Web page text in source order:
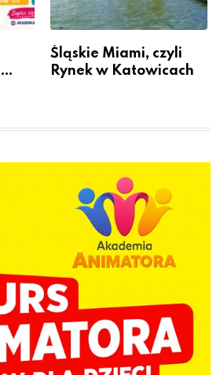
Śląskie Miami, czyli
Rynek w Katowicach